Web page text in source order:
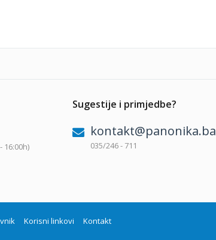
16:00h)
Sugestije i primjedbe?
kontakt@panonika.ba
035/246 - 711
Korisni linkovi Kontakt